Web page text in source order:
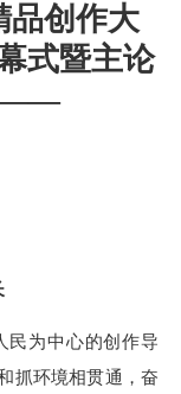
品创作大
式暨主论
——
为中心的创作导
抓环境相贯通，奋